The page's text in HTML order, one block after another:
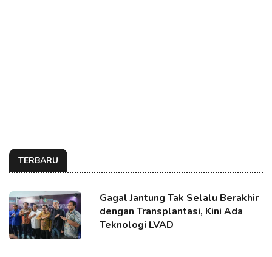
TERBARU
Gagal Jantung Tak Selalu Berakhir
dengan Transplantasi, Kini Ada
Teknologi LVAD